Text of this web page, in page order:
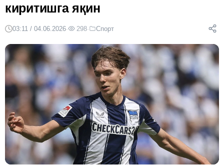
киритишга яқин
03:11 / 04.06.2026· 298· Спорт